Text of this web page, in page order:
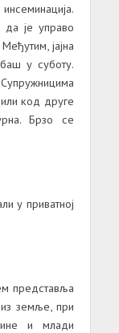
да је управо
јајна
у суботу.
код друге
Брзо се
у приватној
представља
земље, при
и млади